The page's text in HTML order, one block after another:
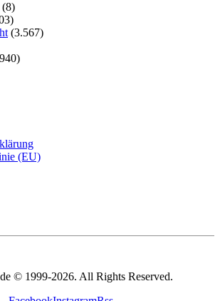
(8)
(3.567)
(EU)
© 1999-2026. All Rights Reserved.